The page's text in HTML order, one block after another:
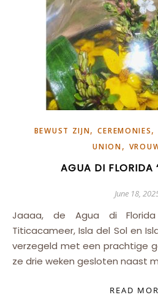
BEWUST ZIJN,CEREMONIES
UNION,
AGUA DI FLORIDA
June 18,
Jaaaa, de Agua di Florida ‘Chakana’ van het
Titicacameer, Isla del Sol en
verzegeld met een prachtige
ze drie weken gesloten naast
READ